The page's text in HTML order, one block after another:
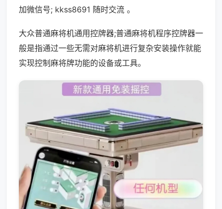
加微信号; kkss8691 随时交流 。
大众普通麻将机通用控牌器;普通麻将机程序控牌器一
般是指通过一些无需对麻将机进行复杂安装操作就能
实现控制麻将牌功能的设备或工具。